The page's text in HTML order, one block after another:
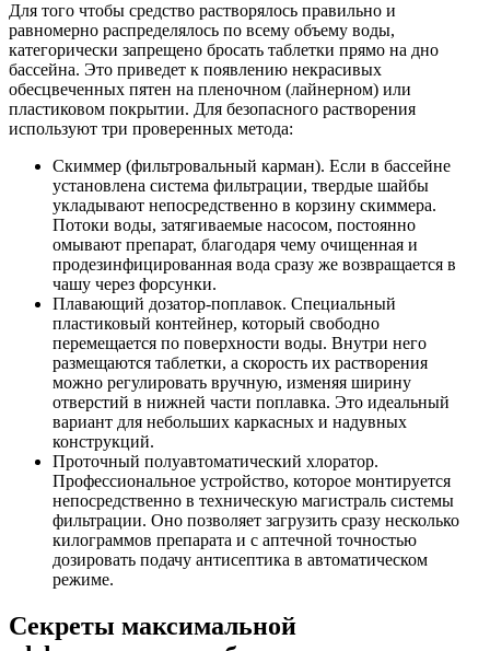
Для того чтобы средство растворялось правильно и
равномерно распределялось по всему объему воды,
категорически запрещено бросать таблетки прямо на дно
бассейна. Это приведет к появлению некрасивых
обесцвеченных пятен на пленочном (лайнерном) или
пластиковом покрытии. Для безопасного растворения
используют три проверенных метода:
Скиммер (фильтровальный карман). Если в бассейне
установлена система фильтрации, твердые шайбы
укладывают непосредственно в корзину скиммера.
Потоки воды, затягиваемые насосом, постоянно
омывают препарат, благодаря чему очищенная и
продезинфицированная вода сразу же возвращается в
чашу через форсунки.
Плавающий дозатор-поплавок. Специальный
пластиковый контейнер, который свободно
перемещается по поверхности воды. Внутри него
размещаются таблетки, а скорость их растворения
можно регулировать вручную, изменяя ширину
отверстий в нижней части поплавка. Это идеальный
вариант для небольших каркасных и надувных
конструкций.
Проточный полуавтоматический хлоратор.
Профессиональное устройство, которое монтируется
непосредственно в техническую магистраль системы
фильтрации. Оно позволяет загрузить сразу несколько
килограммов препарата и с аптечной точностью
дозировать подачу антисептика в автоматическом
режиме.
Секреты максимальной